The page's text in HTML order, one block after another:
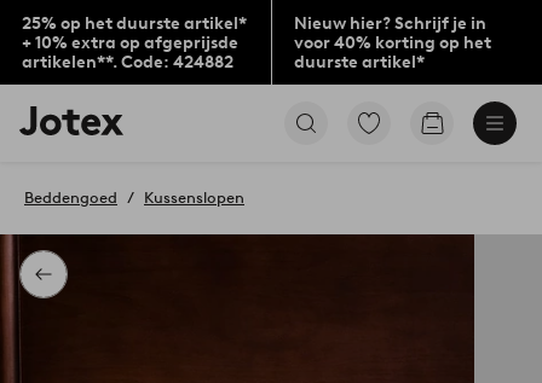
25% op het duurste artikel*
+ 10% extra op afgeprijsde
artikelen**. Code: 424882
Nieuw hier? Schrijf je in
voor 40% korting op het
duurste artikel*
Jotex
logo
to
home
page
Ga
Go
Terug
Beddengoed Kussenslopen